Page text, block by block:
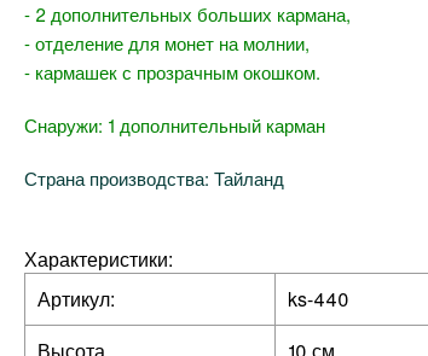
- 2 дополнительных больших кармана,
- отделение для монет на молнии,
- кармашек с прозрачным окошком.
Снаружи: 1 дополнительный карман
Страна производства: Тайланд
Характеристики:
Артикул:
ks-440